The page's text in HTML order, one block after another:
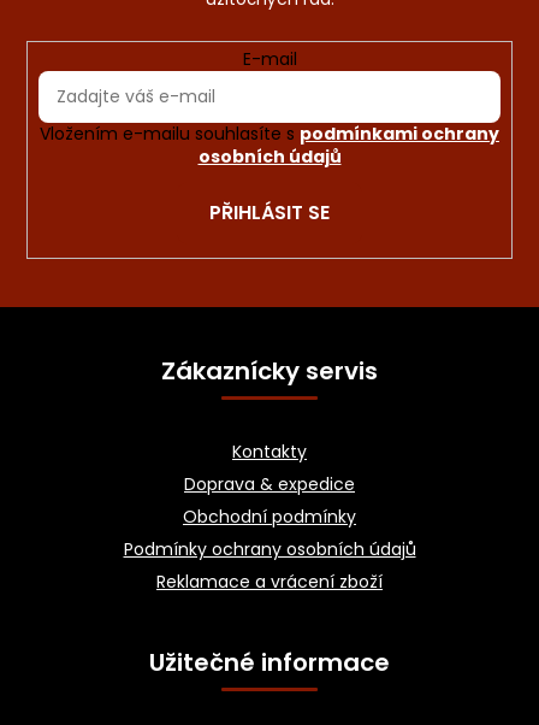
E-mail
Vložením e-mailu souhlasíte s podmínkami ochrany
osobních údajů
PŘIHLÁSIT SE
Z
Zákaznícky servis
Kontakty
Doprava & expedice
Obchodní podmínky
Podmínky ochrany osobních údajů
Reklamace a vrácení zboží
Užitečné informace